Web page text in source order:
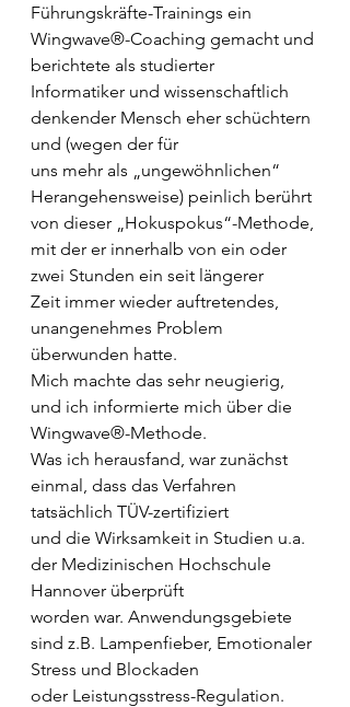
Führungskräfte-Trainings ein
Wingwave®-Coaching gemacht und
berichtete als studierter
Informatiker und wissenschaftlich
denkender Mensch eher schüchtern
und (wegen der für
uns mehr als „ungewöhnlichen“
Herangehensweise) peinlich berührt
von dieser „Hokuspokus“-Methode,
mit der er innerhalb von ein oder
zwei Stunden ein seit längerer
Zeit immer wieder auftretendes,
unangenehmes Problem
überwunden hatte.
Mich machte das sehr neugierig,
und ich informierte mich über die
Wingwave®-Methode.
Was ich herausfand, war zunächst
einmal, dass das Verfahren
tatsächlich TÜV-zertifiziert
und die Wirksamkeit in Studien u.a.
der Medizinischen Hochschule
Hannover überprüft
worden war. Anwendungsgebiete
sind z.B. Lampenfieber, Emotionaler
Stress und Blockaden
oder Leistungsstress-Regulation.